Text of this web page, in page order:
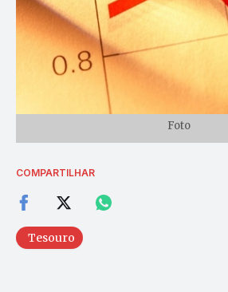
Foto
COMPARTILHAR
Tesouro